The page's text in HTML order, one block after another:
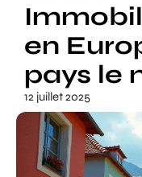
en
pays le
12 juillet 2025